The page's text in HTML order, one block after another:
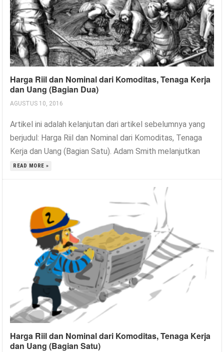
Harga Riil dan Nominal dari Komoditas, Tenaga Kerja
dan Uang (Bagian Dua)
AGUSTUS 10, 2016
Artikel ini adalah kelanjutan dari artikel sebelumnya yang
berjudul: Harga Riil dan Nominal dari Komoditas, Tenaga
Kerja dan Uang (Bagian Satu). Adam Smith melanjutkan
READ MORE »
Harga Riil dan Nominal dari Komoditas, Tenaga Kerja
dan Uang (Bagian Satu)